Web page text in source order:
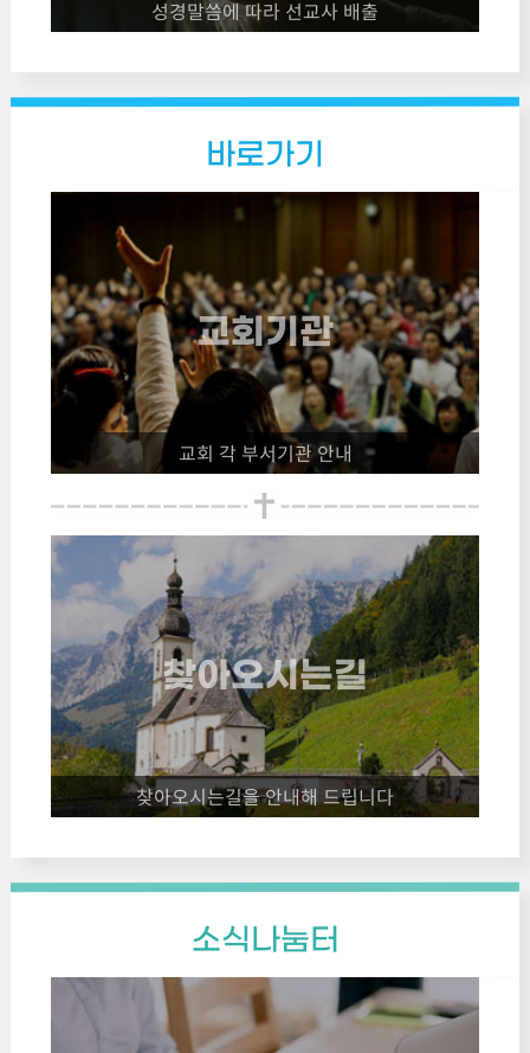
성경말씀에 따라 선교사 배출
바로가기
교회기관
교회 각 부서기관 안내
찾아오시는길
찾아오시는길을 안내해 드립니다
소식나눔터